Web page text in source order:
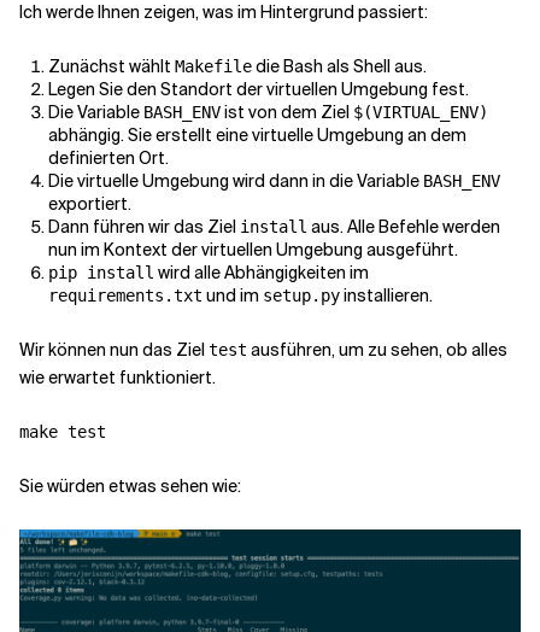
Ich werde Ihnen zeigen, was im Hintergrund passiert:
Zunächst wählt Makefiledie Bash als Shell aus.
Legen Sie den Standort der virtuellen Umgebung fest.
Die Variable BASH_ENVist von dem Ziel $(VIRTUAL_ENV)
abhängig. Sie erstellt eine virtuelle Umgebung an dem
definierten Ort.
Die virtuelle Umgebung wird dann in die Variable BASH_ENV
exportiert.
Dann führen wir das Ziel install aus. Alle Befehle werden
nun im Kontext der virtuellen Umgebung ausgeführt.
pip install wird alle Abhängigkeiten im
requirements.txt und im setup.pyinstallieren.
Wir können nun das Zieltest ausführen, um zu sehen, ob alles
wie erwartet funktioniert.
Sie würden etwas sehen wie: